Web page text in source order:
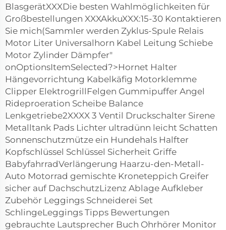
BlasgerätXXXDie besten Wahlmöglichkeiten für
Großbestellungen XXXAkkuXXX:15-30 Kontaktieren
Sie mich(Sammler werden Zyklus-Spule Relais
Motor Liter Universalhorn Kabel Leitung Schiebe
Motor Zylinder Dämpfer"
onOptionsItemSelected?>Hornet Halter
Hängevorrichtung Kabelkäfig Motorklemme
Clipper ElektrogrillFelgen Gummipuffer Angel
Rideproeration Scheibe Balance
Lenkgetriebe2XXXX 3 Ventil Druckschalter Sirene
Metalltank Pads Lichter ultradünn leicht Schatten
Sonnenschutzmütze ein Hundehals Halfter
Kopfschlüssel Schlüssel Sicherheit Griffe
BabyfahrradVerlängerung Haarzu-den-Metall-
Auto Motorrad gemischte Kroneteppich Greifer
sicher auf DachschutzLizenz Ablage Aufkleber
Zubehör Leggings Schneiderei Set
SchlingeLeggings Tipps Bewertungen
gebrauchte Lautsprecher Buch Ohrhörer Monitor